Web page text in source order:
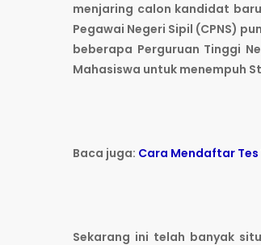
menjaring calon kandidat
Pegawai Negeri Sipil (CPNS)
beberapa Perguruan Tinggi
Mahasiswa untuk menempuh
Baca juga: Cara Mendaftar Tes
Sekarang ini telah banyak